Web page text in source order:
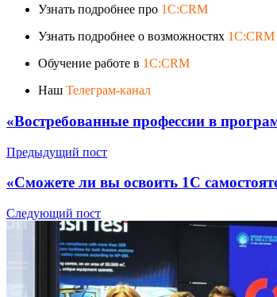
Узнать подробнее про 1C:CRM
Узнать подробнее о возможностях
Обучение работе в 1C:CRM
Наш Телеграм-канал
«Востребованные профессии в
Предыдущий пост
«Сможете ли вы освоить 1С
Следующий пост